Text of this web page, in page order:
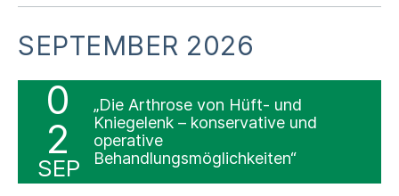
SEPTEMBER 2026
0
2
SEP
„Die Arthrose von Hüft- und
Kniegelenk – konservative und
operative
Behandlungsmöglichkeiten“